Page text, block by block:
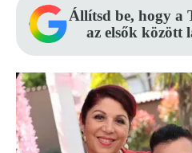
Állítsd be, hogy a
az elsők között